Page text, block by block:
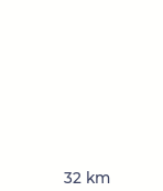
32 km